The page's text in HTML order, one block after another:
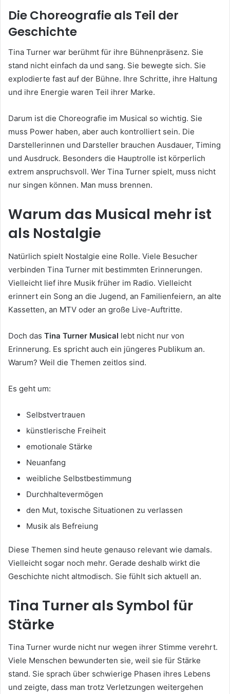
Die Choreografie als Teil der
Geschichte
Tina Turner war berühmt für ihre Bühnenpräsenz. Sie
stand nicht einfach da und sang. Sie bewegte sich. Sie
explodierte fast auf der Bühne. Ihre Schritte, ihre Haltung
und ihre Energie waren Teil ihrer Marke.
Darum ist die Choreografie im Musical so wichtig. Sie
muss Power haben, aber auch kontrolliert sein. Die
Darstellerinnen und Darsteller brauchen Ausdauer, Timing
und Ausdruck. Besonders die Hauptrolle ist körperlich
extrem anspruchsvoll. Wer Tina Turner spielt, muss nicht
nur singen können. Man muss brennen.
Warum das Musical mehr ist
als Nostalgie
Natürlich spielt Nostalgie eine Rolle. Viele Besucher
verbinden Tina Turner mit bestimmten Erinnerungen.
Vielleicht lief ihre Musik früher im Radio. Vielleicht
erinnert ein Song an die Jugend, an Familienfeiern, an alte
Kassetten, an MTV oder an große Live-Auftritte.
Doch das Tina Turner Musical lebt nicht nur von
Erinnerung. Es spricht auch ein jüngeres Publikum an.
Warum? Weil die Themen zeitlos sind.
Es geht um:
Selbstvertrauen
künstlerische Freiheit
emotionale Stärke
Neuanfang
weibliche Selbstbestimmung
Durchhaltevermögen
den Mut, toxische Situationen zu verlassen
Musik als Befreiung
Diese Themen sind heute genauso relevant wie damals.
Vielleicht sogar noch mehr. Gerade deshalb wirkt die
Geschichte nicht altmodisch. Sie fühlt sich aktuell an.
Tina Turner als Symbol für
Stärke
Tina Turner wurde nicht nur wegen ihrer Stimme verehrt.
Viele Menschen bewunderten sie, weil sie für Stärke
stand. Sie sprach über schwierige Phasen ihres Lebens
und zeigte, dass man trotz Verletzungen weitergehen